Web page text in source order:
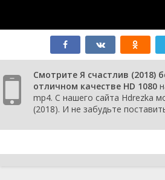
Смотрите Я счастлив (2018)
отличном качестве HD 1080
mp4. С нашего сайта Hdrezka
(2018). И не забудьте